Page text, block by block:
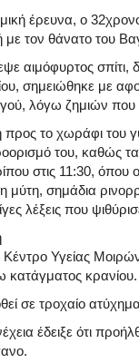
έρευνα, ο
με τον θάνατο του
αιμόφυρτος σπίτι,
σημειώθηκε με
λόγω ζημιών που
το χωράφι του
του, καθώς
στις 11:30, όπου
σημάδια
λέξεις που
Υγείας
σε τροχαίο
έδειξε ότι